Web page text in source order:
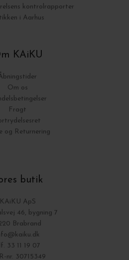
kontrolrapporter
i Aarhus
KAiKU
Om os
Fragt
og Returnering
butik
KAiKU ApS
46, bygning 7
Brabrand
33 11 19 07
nr. 30715349